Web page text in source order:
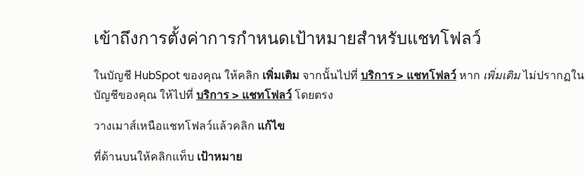
เข้าถึงการตั้งค่าการกำหนดเป้าหมายสำหรับแชทโฟลว์
ในบัญชี HubSpot ของคุณ ให้คลิก เพิ่มเติม จากนั้นไปที่ บริการ > แชทโฟลว์ หาก เพิ่มเติมไม่ปรากฏใน
บัญชีของคุณ ให้ไปที่ บริการ > แชทโฟลว์ โดยตรง
วางเมาส์เหนือแชทโฟลว์แล้วคลิก แก้ไข
ที่ด้านบนให้คลิกแท็บ เป้าหมาย